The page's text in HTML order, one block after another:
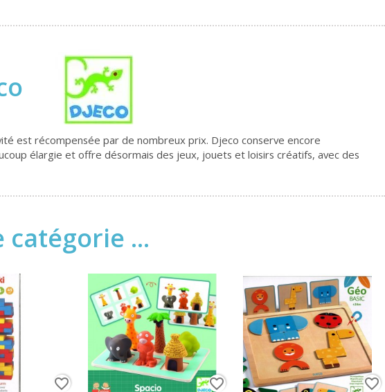
est récompensée par de nombreux prix. Djeco conserve encore
élargie et offre désormais des jeux, jouets et loisirs créatifs, avec des
...
favorite_border favorite_border favorite_border